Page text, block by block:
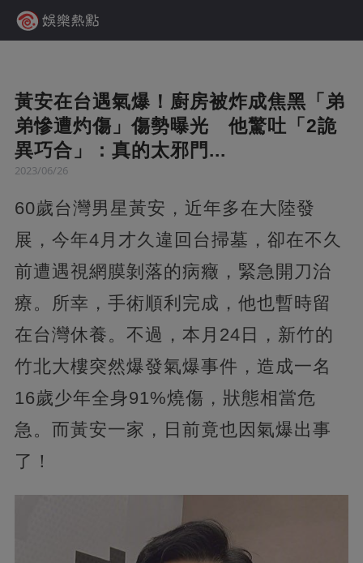
黃安在台遇氣爆！廚房被炸成焦黑「弟
弟慘遭灼傷」傷勢曝光 他驚吐「2詭
異巧合」：真的太邪門...
2023/06/26
60歲台灣男星黃安，近年多在大陸發
展，今年4月才久違回台掃墓，卻在不久
前遭遇視網膜剝落的病癥，緊急開刀治
療。所幸，手術順利完成，他也暫時留
在台灣休養。不過，本月24日，新竹的
竹北大樓突然爆發氣爆事件，造成一名
16歲少年全身91%燒傷，狀態相當危
急。而黃安一家，日前竟也因氣爆出事
了！